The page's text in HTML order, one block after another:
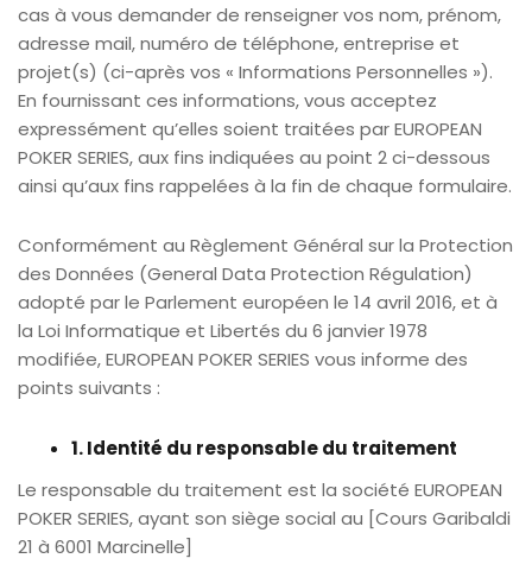
cas à vous demander de renseigner vos nom, prénom,
adresse mail, numéro de téléphone, entreprise et
projet(s) (ci-après vos « Informations Personnelles »).
En fournissant ces informations, vous acceptez
expressément qu’elles soient traitées par EUROPEAN
POKER SERIES, aux fins indiquées au point 2 ci-dessous
ainsi qu’aux fins rappelées à la fin de chaque formulaire.
Conformément au Règlement Général sur la Protection
des Données (General Data Protection Régulation)
adopté par le Parlement européen le 14 avril 2016, et à
la Loi Informatique et Libertés du 6 janvier 1978
modifiée, EUROPEAN POKER SERIES vous informe des
points suivants :
1. Identité du responsable du traitement
Le responsable du traitement est la société EUROPEAN
POKER SERIES, ayant son siège social au [Cours Garibaldi
21 à 6001 Marcinelle]